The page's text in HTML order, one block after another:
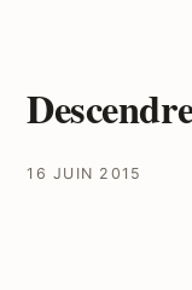
16 JUIN 2015